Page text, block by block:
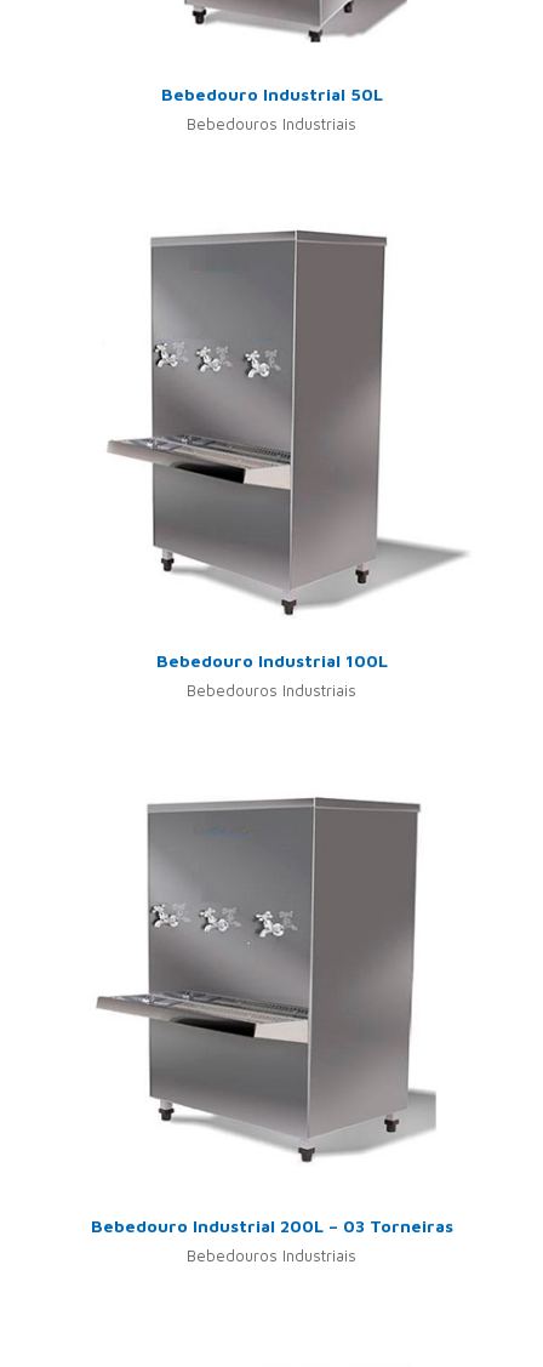
Bebedouro Industrial 50L
Bebedouros Industriais
Bebedouro Industrial 100L
Bebedouros Industriais
Bebedouro Industrial 200L – 03 Torneiras
Bebedouros Industriais